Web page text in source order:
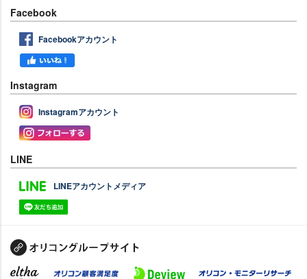
Facebook
Facebookアカウント
Instagram
Instagramアカウント
LINE
LINEアカウントメディア